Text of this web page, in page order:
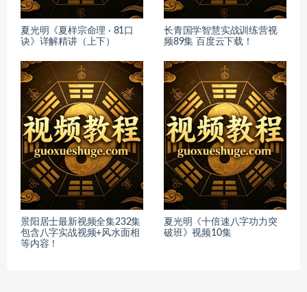
夏光明《夏样宗命理 · 81口
诀》详解精讲（上下）
长青国学智慧实战训练营视
频89集 百度云下载！
景阳居士最新视频全集232集
包含八字实战视频+风水面相
等内容！
夏光明《十倍速八字功力突
破班》视频10集